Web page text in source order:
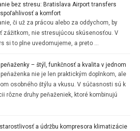
bez stresu: Bratislava Airport transfers
a komfort
či už za prácou alebo za oddychom, by
zážitkom, nie stresujúcou skúsenosťou. V
si to plne uvedomujeme, a preto …
peňaženky – štýl, funkčnosť a kvalita v jednom
peňaženka nie je len praktickým doplnkom, ale
osobného štýlu a vkusu. V súčasnosti sú k
rôzne druhy peňaženiek, ktoré kombinujú
a údržbu kompresora klimatizácie